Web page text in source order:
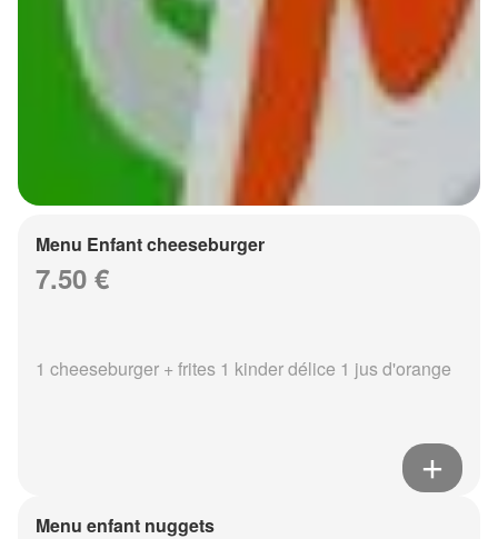
Menu Enfant cheeseburger
7.50 €
1 cheeseburger + frites 1 kinder délice 1 jus d'orange
Menu enfant nuggets